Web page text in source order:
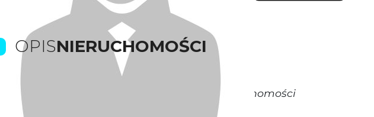
OPISNIERUCHOMOŚCI
Prowizje dla biura gwarantuje Właściciel nieruchomości